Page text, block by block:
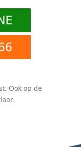
Ook op de